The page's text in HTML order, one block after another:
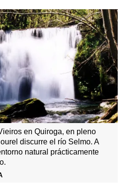
en Quiroga, en pleno
discurre el río Selmo. A
natural prácticamente